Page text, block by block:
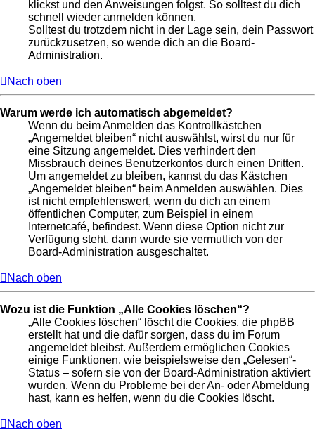
klickst und den Anweisungen folgst. So solltest du dich
schnell wieder anmelden können.
Solltest du trotzdem nicht in der Lage sein, dein Passwort
zurückzusetzen, so wende dich an die Board-
Administration.
Nach oben
Warum werde ich automatisch abgemeldet?
Wenn du beim Anmelden das Kontrollkästchen
„Angemeldet bleiben“ nicht auswählst, wirst du nur für
eine Sitzung angemeldet. Dies verhindert den
Missbrauch deines Benutzerkontos durch einen Dritten.
Um angemeldet zu bleiben, kannst du das Kästchen
„Angemeldet bleiben“ beim Anmelden auswählen. Dies
ist nicht empfehlenswert, wenn du dich an einem
öffentlichen Computer, zum Beispiel in einem
Internetcafé, befindest. Wenn diese Option nicht zur
Verfügung steht, dann wurde sie vermutlich von der
Board-Administration ausgeschaltet.
Nach oben
Wozu ist die Funktion „Alle Cookies löschen“?
„Alle Cookies löschen“ löscht die Cookies, die phpBB
erstellt hat und die dafür sorgen, dass du im Forum
angemeldet bleibst. Außerdem ermöglichen Cookies
einige Funktionen, wie beispielsweise den „Gelesen“-
Status – sofern sie von der Board-Administration aktiviert
wurden. Wenn du Probleme bei der An- oder Abmeldung
hast, kann es helfen, wenn du die Cookies löscht.
Nach oben